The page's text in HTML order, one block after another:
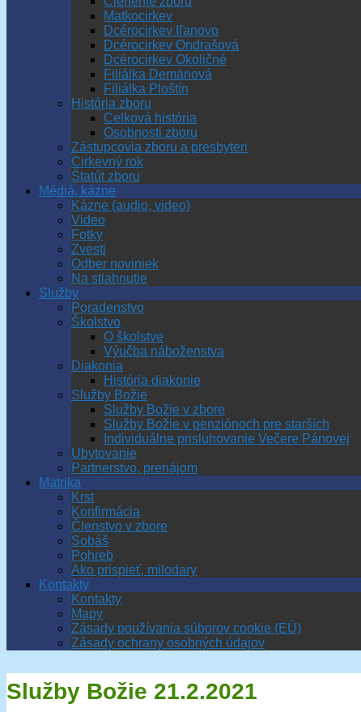
Matkocirkev
Dcérocirkev Iľanovo
Dcérocirkev Ondrašová
Dcérocirkev Okoličné
Filiálka Demänová
Filiálka Ploštín
História zboru
Celková história
Osobnosti zboru
Zástupcovia zboru a presbyteri
Cirkevný rok
Štatút zboru
Médiá, kázne
Kázne (audio, video)
Video
Fotky
Zvesti
Odber noviniek
Na stiahnutie
Služby
Poradenstvo
Školstvo
O školstve
Výučba náboženstva
Diakonia
História diakonie
Služby Božie
Služby Božie v zbore
Služby Božie v penziónoch pre starších
Individuálne prisluhovanie Večere Pánovej
Ubytovanie
Partnerstvo, prenájom
Matrika
Krst
Konfirmácia
Členstvo v zbore
Sobáš
Pohreb
Ako prispieť, milodary
Kontakty
Kontakty
Mapy
Zásady používania súborov cookie (EÚ)
Zásady ochrany osobných údajov
Služby Božie 21.2.2021